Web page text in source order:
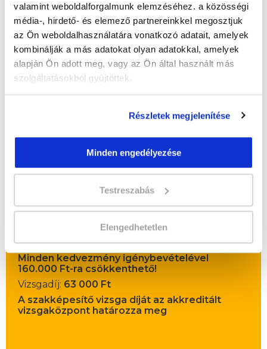
valamint weboldalforgalmunk elemzéséhez. a közösségi
média-, hirdető- és elemező partnereinkkel megosztjuk
az Ön weboldalhasználatára vonatkozó adatait, amelyek
kombinálják a más adatokat olyan adatokkal, amelyek
alapján Ön adott meg, vagy az Ön által használt más
szolgáltatásokból gyűjtöttek.
Részletek megjelenítése
Minden engedélyezése
Testreszabás
Elengedhetetlen
Képzésszervező
Vonyik Ágnes
vonyik.agnes@tanfolyam.hu
+36304623843
" M " csoport
44 nap az indulásig!
Időtartam:6 hónap
Indulás időpontja:2026-09-19
Képzés ára:195 000 Ft
Minden kedvezmény igénybevételével
160.000 Ft-ra csökkenthető!
Vizsgadíj: 63 000 Ft
A szakképesítő vizsga díját az akkreditált
vizsgaközpont határozza meg